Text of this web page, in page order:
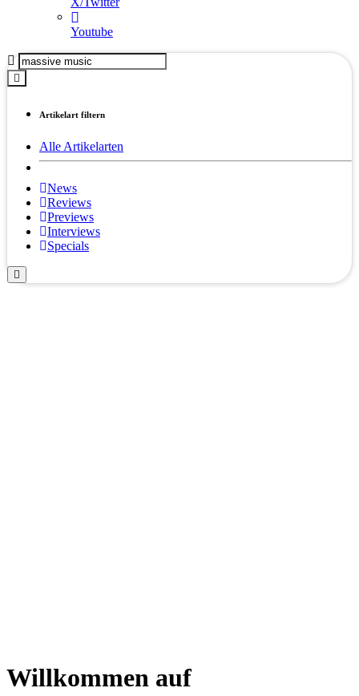
Youtube
Artikelart filtern
Alle Artikelarten
News
Reviews
Previews
Interviews
Specials
Willkommen auf